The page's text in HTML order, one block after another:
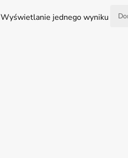
Wyświetlanie jednego wyniku